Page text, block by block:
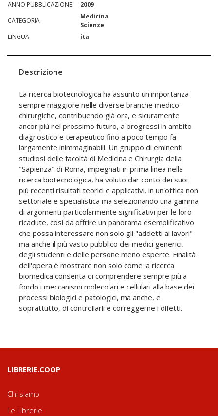
ANNO PUBBLICAZIONE
2009
CATEGORIA
Medicina
Scienze
LINGUA
ita
Descrizione
La ricerca biotecnologica ha assunto un'importanza
sempre maggiore nelle diverse branche medico-
chirurgiche, contribuendo già ora, e sicuramente
ancor più nel prossimo futuro, a progressi in ambito
diagnostico e terapeutico fino a poco tempo fa
largamente inimmaginabili. Un gruppo di eminenti
studiosi delle facoltà di Medicina e Chirurgia della
"Sapienza" di Roma, impegnati in prima linea nella
ricerca biotecnologica, ha voluto dar conto dei suoi
più recenti risultati teorici e applicativi, in un'ottica non
settoriale e specialistica ma selezionando una gamma
di argomenti particolarmente significativi per le loro
ricadute, così da offrire un panorama esemplificativo
che possa interessare non solo gli "addetti ai lavori"
ma anche il più vasto pubblico dei medici generici,
degli studenti e delle persone meno esperte. Finalità
dell'opera è mostrare non solo come la ricerca
biomedica consenta di comprendere sempre più a
fondo i meccanismi molecolari e cellulari alla base dei
processi biologici e patologici, ma anche, e
soprattutto, di controllarli e correggerne i difetti.
LIBRERIE.COOP
Chi siamo
Le Librerie